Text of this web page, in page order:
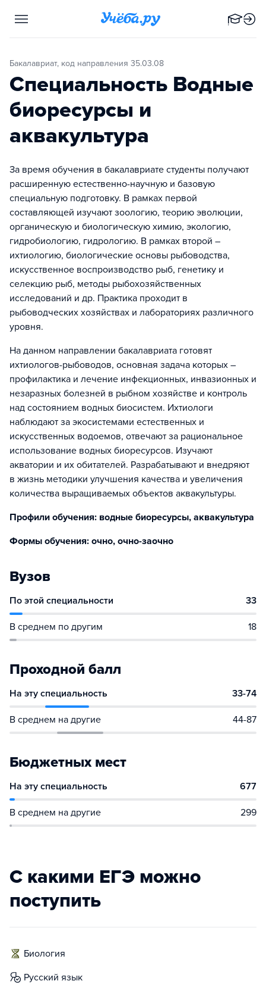
Бакалавриат, код направления 35.03.08
Специальность Водные
биоресурсы и
аквакультура
За время обучения в бакалавриате студенты получают
расширенную естественно-научную и базовую
специальную подготовку. В рамках первой
составляющей изучают зоологию, теорию эволюции,
органическую и биологическую химию, экологию,
гидробиологию, гидрологию. В рамках второй –
ихтиологию, биологические основы рыбоводства,
искусственное воспроизводство рыб, генетику и
селекцию рыб, методы рыбохозяйственных
исследований и др. Практика проходит в
рыбоводческих хозяйствах и лабораториях различного
уровня.
На данном направлении бакалавриата готовят
ихтиологов-рыбоводов, основная задача которых –
профилактика и лечение инфекционных, инвазионных и
незаразных болезней в рыбном хозяйстве и контроль
над состоянием водных биосистем. Ихтиологи
наблюдают за экосистемами естественных и
искусственных водоемов, отвечают за рациональное
использование водных биоресурсов. Изучают
акватории и их обитателей. Разрабатывают и внедряют
в жизнь методики улучшения качества и увеличения
количества выращиваемых объектов аквакультуры.
Профили обучения: водные биоресурсы, аквакультура
Формы обучения: очно, очно-заочно
Вузов
По этой специальности 33
В среднем по другим 18
Проходной балл
На эту специальность 33-74
В среднем на другие 44-87
Бюджетных мест
На эту специальность 677
В среднем на другие 299
С какими ЕГЭ можно
поступить
биология
русский язык